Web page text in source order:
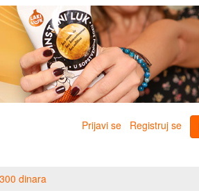
Prijavi se Registruj se
dinara